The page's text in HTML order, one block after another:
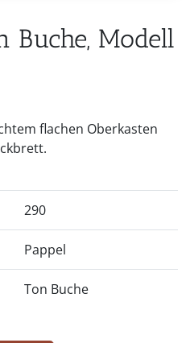
Buche, Modell
flachen Oberkasten
290
Pappel
Ton Buche